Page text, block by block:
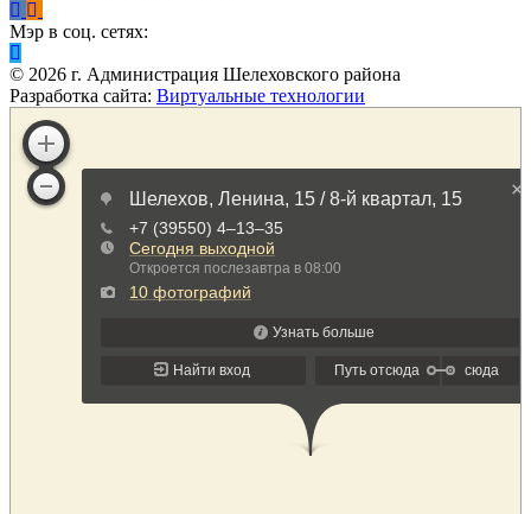
Мэр в соц. сетях:
© 2026 г. Администрация Шелеховского района
Разработка сайта: Виртуальные технологии